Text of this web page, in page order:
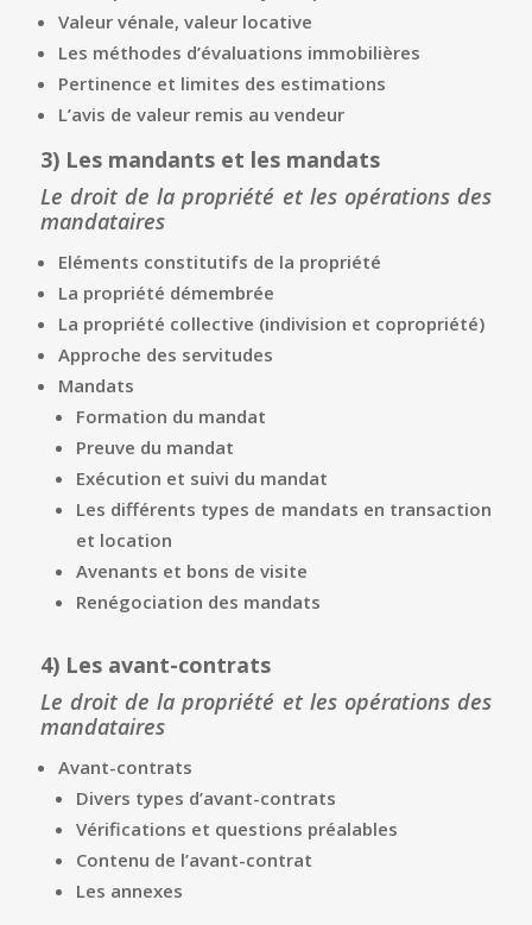
Valeur vénale, valeur locative
Les méthodes d’évaluations immobilières
Pertinence et limites des estimations
L’avis de valeur remis au vendeur
3) Les mandants et les mandats
Le droit de la propriété et les opérations des
mandataires
Eléments constitutifs de la propriété
La propriété démembrée
La propriété collective (indivision et copropriété)
Approche des servitudes
Mandats
Formation du mandat
Preuve du mandat
Exécution et suivi du mandat
Les différents types de mandats en transaction
et location
Avenants et bons de visite
Renégociation des mandats
4) Les avant-contrats
Le droit de la propriété et les opérations des
mandataires
Avant-contrats
Divers types d’avant-contrats
Vérifications et questions préalables
Contenu de l’avant-contrat
Les annexes